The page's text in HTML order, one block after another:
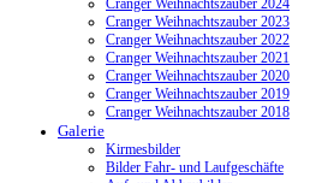
Cranger Weihnachtszauber 2024
Cranger Weihnachtszauber 2023
Cranger Weihnachtszauber 2022
Cranger Weihnachtszauber 2021
Cranger Weihnachtszauber 2020
Cranger Weihnachtszauber 2019
Cranger Weihnachtszauber 2018
Galerie
Kirmesbilder
Bilder Fahr- und Laufgeschäfte